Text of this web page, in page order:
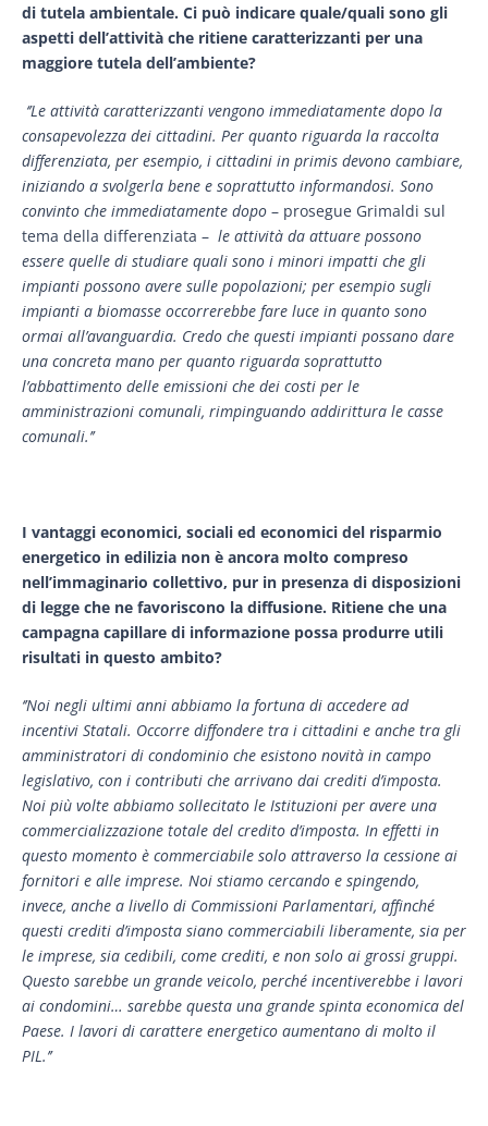
di tutela ambientale. Ci può indicare quale/quali sono gli
aspetti dell’attività che ritiene caratterizzanti per una
maggiore tutela dell’ambiente?
‘’Le attività caratterizzanti vengono immediatamente dopo la
consapevolezza dei cittadini. Per quanto riguarda la raccolta
differenziata, per esempio, i cittadini in primis devono cambiare,
iniziando a svolgerla bene e soprattutto informandosi. Sono
convinto che immediatamente dopo – prosegue Grimaldi sul
tema della differenziata – le attività da attuare possono
essere quelle di studiare quali sono i minori impatti che gli
impianti possono avere sulle popolazioni; per esempio sugli
impianti a biomasse occorrerebbe fare luce in quanto sono
ormai all’avanguardia. Credo che questi impianti possano dare
una concreta mano per quanto riguarda soprattutto
l’abbattimento delle emissioni che dei costi per le
amministrazioni comunali, rimpinguando addirittura le casse
comunali.’’
I vantaggi economici, sociali ed economici del risparmio
energetico in edilizia non è ancora molto compreso
nell’immaginario collettivo, pur in presenza di disposizioni
di legge che ne favoriscono la diffusione. Ritiene che una
campagna capillare di informazione possa produrre utili
risultati in questo ambito?
‘’Noi negli ultimi anni abbiamo la fortuna di accedere ad
incentivi Statali. Occorre diffondere tra i cittadini e anche tra gli
amministratori di condominio che esistono novità in campo
legislativo, con i contributi che arrivano dai crediti d’imposta.
Noi più volte abbiamo sollecitato le Istituzioni per avere una
commercializzazione totale del credito d’imposta. In effetti in
questo momento è commerciabile solo attraverso la cessione ai
fornitori e alle imprese. Noi stiamo cercando e spingendo,
invece, anche a livello di Commissioni Parlamentari, affinché
questi crediti d’imposta siano commerciabili liberamente, sia per
le imprese, sia cedibili, come crediti, e non solo ai grossi gruppi.
Questo sarebbe un grande veicolo, perché incentiverebbe i lavori
ai condomini… sarebbe questa una grande spinta economica del
Paese. I lavori di carattere energetico aumentano di molto il
PIL.’’